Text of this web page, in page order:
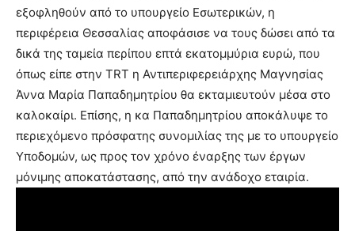
εξοφληθούν από το υπουργείο Εσωτερικών, η
περιφέρεια Θεσσαλίας αποφάσισε να τους δώσει από τα
δικά της ταμεία περίπου επτά εκατομμύρια ευρώ, που
όπως είπε στην TRT η Αντιπεριφερειάρχης Μαγνησίας
Άννα Μαρία Παπαδημητρίου θα εκταμιευτούν μέσα στο
καλοκαίρι. Επίσης, η κα Παπαδημητρίου αποκάλυψε το
περιεχόμενο πρόσφατης συνομιλίας της με το υπουργείο
Υποδομών, ως προς τον χρόνο έναρξης των έργων
μόνιμης αποκατάστασης, από την ανάδοχο εταιρία.